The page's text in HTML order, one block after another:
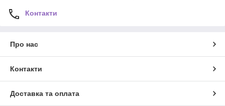
Контакти
Про нас
Контакти
Доставка та оплата